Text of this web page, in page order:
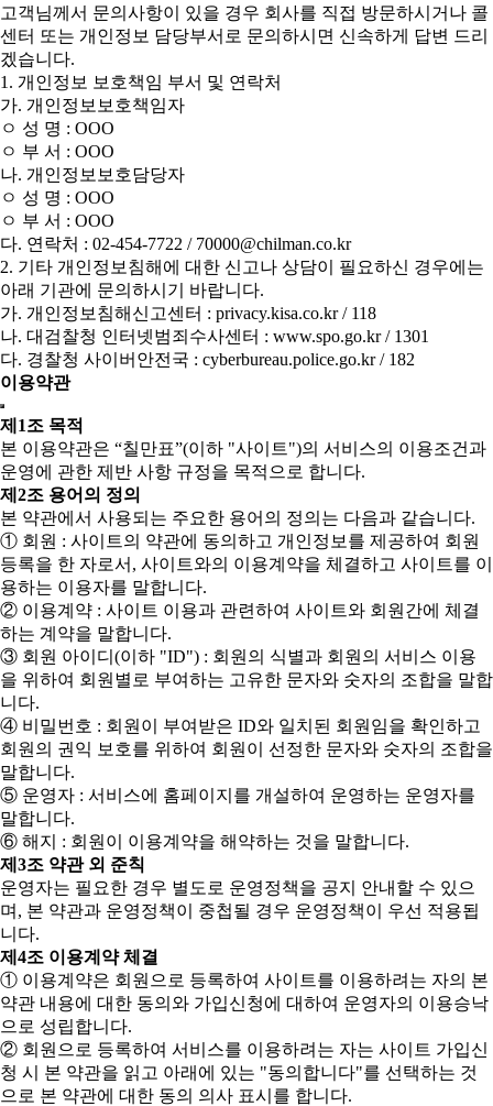
고객님께서 문의사항이 있을 경우 회사를 직접 방문하시거나 콜
센터 또는 개인정보 담당부서로 문의하시면 신속하게 답변 드리
겠습니다.
1. 개인정보 보호책임 부서 및 연락처
가. 개인정보보호책임자
ㅇ 성 명 : OOO
ㅇ 부 서 : OOO
나. 개인정보보호담당자
ㅇ 성 명 : OOO
ㅇ 부 서 : OOO
다. 연락처 : 02-454-7722 / 70000@chilman.co.kr
2. 기타 개인정보침해에 대한 신고나 상담이 필요하신 경우에는
아래 기관에 문의하시기 바랍니다.
가. 개인정보침해신고센터 : privacy.kisa.co.kr / 118
나. 대검찰청 인터넷범죄수사센터 : www.spo.go.kr / 1301
다. 경찰청 사이버안전국 : cyberbureau.police.go.kr / 182
이용약관
제1조 목적
본 이용약관은 “칠만표”(이하 "사이트")의 서비스의 이용조건과
운영에 관한 제반 사항 규정을 목적으로 합니다.
제2조 용어의 정의
본 약관에서 사용되는 주요한 용어의 정의는 다음과 같습니다.
① 회원 : 사이트의 약관에 동의하고 개인정보를 제공하여 회원
등록을 한 자로서, 사이트와의 이용계약을 체결하고 사이트를 이
용하는 이용자를 말합니다.
② 이용계약 : 사이트 이용과 관련하여 사이트와 회원간에 체결
하는 계약을 말합니다.
③ 회원 아이디(이하 "ID") : 회원의 식별과 회원의 서비스 이용
을 위하여 회원별로 부여하는 고유한 문자와 숫자의 조합을 말합
니다.
④ 비밀번호 : 회원이 부여받은 ID와 일치된 회원임을 확인하고
회원의 권익 보호를 위하여 회원이 선정한 문자와 숫자의 조합을
말합니다.
⑤ 운영자 : 서비스에 홈페이지를 개설하여 운영하는 운영자를
말합니다.
⑥ 해지 : 회원이 이용계약을 해약하는 것을 말합니다.
제3조 약관 외 준칙
운영자는 필요한 경우 별도로 운영정책을 공지 안내할 수 있으
며, 본 약관과 운영정책이 중첩될 경우 운영정책이 우선 적용됩
니다.
제4조 이용계약 체결
① 이용계약은 회원으로 등록하여 사이트를 이용하려는 자의 본
약관 내용에 대한 동의와 가입신청에 대하여 운영자의 이용승낙
으로 성립합니다.
② 회원으로 등록하여 서비스를 이용하려는 자는 사이트 가입신
청 시 본 약관을 읽고 아래에 있는 "동의합니다"를 선택하는 것
으로 본 약관에 대한 동의 의사 표시를 합니다.